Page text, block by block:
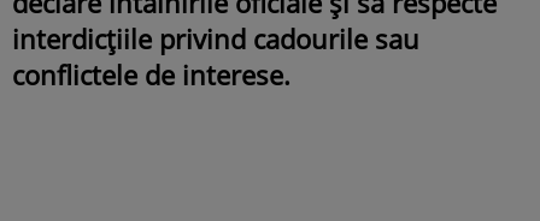
interdicțiile privind cadourile sau
conflictele de interese.